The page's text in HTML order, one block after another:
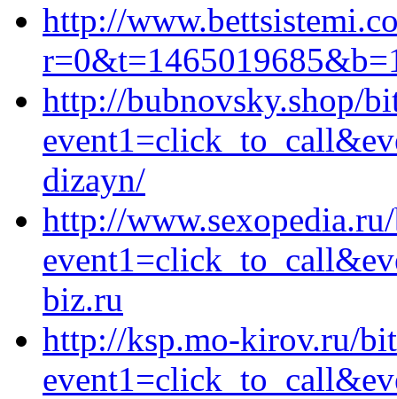
http://
http://bubnovsky.shop/
dizayn/
http://
biz.ru
http://ksp.mo-kirov.ru/